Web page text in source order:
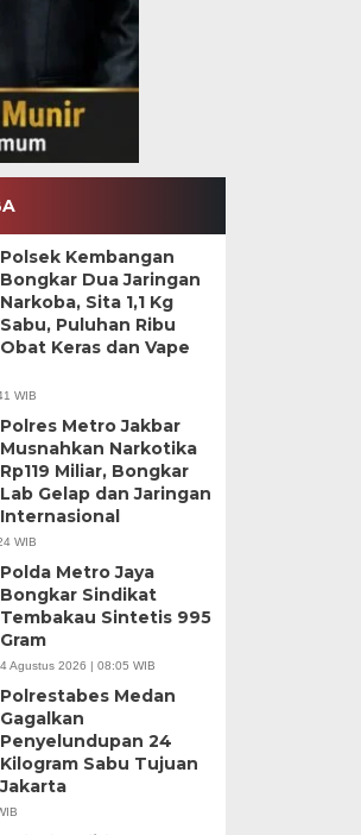
Usut Temuan
Swasta
- 17:39 WIB
harus dilakukan secara menyeluruh,
asal-usul 995 senjata serta dugaan
sekolah.”
Polsek Kembangan
Bongkar Dua Jaringan
Narkoba, Sita 1,1 Kg
Sabu, Puluhan Ribu
Obat Keras dan Vape
WIB
Polres Metro Jakbar
Musnahkan Narkotika
Rp119 Miliar, Bongkar
Lab Gelap dan Jaringan
Internasional
WIB
Polda Metro Jaya
Bongkar Sindikat
Tembakau Sintetis 995
Gram
4 Agustus 2026 | 08:05 WIB
Polrestabes Medan
Gagalkan
Penyelundupan 24
Kilogram Sabu Tujuan
Jakarta